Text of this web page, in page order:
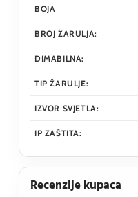
BOJA
BROJ ŽARULJA:
DIMABILNA:
TIP ŽARULJE:
IZVOR SVJETLA:
IP ZAŠTITA:
Recenzije kupaca